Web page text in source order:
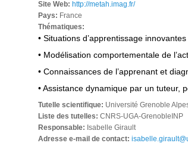
Site Web: http://metah.imag.fr/
Pays: France
Thématiques:
• Situations d’apprentissage
• Modélisation comportementale de
• Connaissances de l’apprenant et
• Assistance dynamique par un tuteur,
Tutelle scientifique: Université Grenoble
Liste des tutelles: CNRS-UGA-GrenobleINP
Responsable: Isabelle Girault
Adresse e-mail de contact: